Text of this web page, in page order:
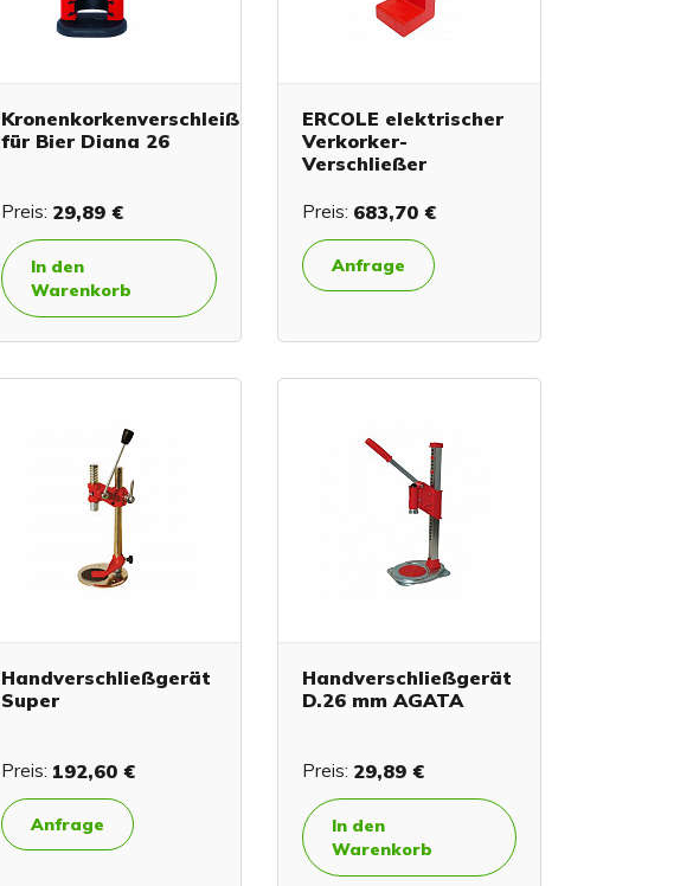
Kronenkorkenverschleißer
für Bier Diana 26
Preis: 29,89 €
In den
Warenkorb
ERCOLE elektrischer
Verkorker-
Verschließer
Preis: 683,70 €
Anfrage
Handverschließgerät
Super
Preis: 192,60 €
Anfrage
Handverschließgerät
D.26 mm AGATA
Preis: 29,89 €
In den
Warenkorb